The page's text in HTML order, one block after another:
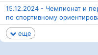
15.12.2024 - Чемпионат и
по спортивному
еще